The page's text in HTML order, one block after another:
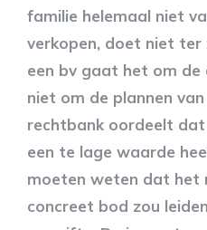
familie helemaal niet
verkopen, doet niet ter
een bv gaat het om
niet om de plannen
rechtbank oordeelt
een te lage waarde
moeten weten dat het
concreet bod zou